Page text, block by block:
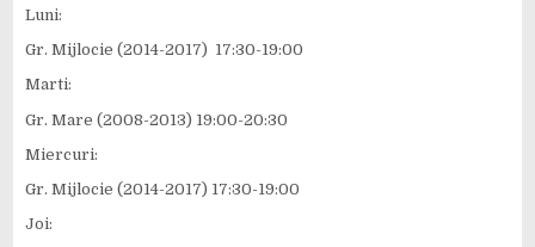
Luni:
Gr. Mijlocie (2014-2017) 17:30-19:00
Marti:
Gr. Mare (2008-2013) 19:00-20:30
Miercuri:
Gr. Mijlocie (2014-2017) 17:30-19:00
Joi: